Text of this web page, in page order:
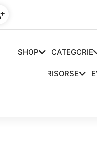
SHOP CATEGORIE
RISORSE